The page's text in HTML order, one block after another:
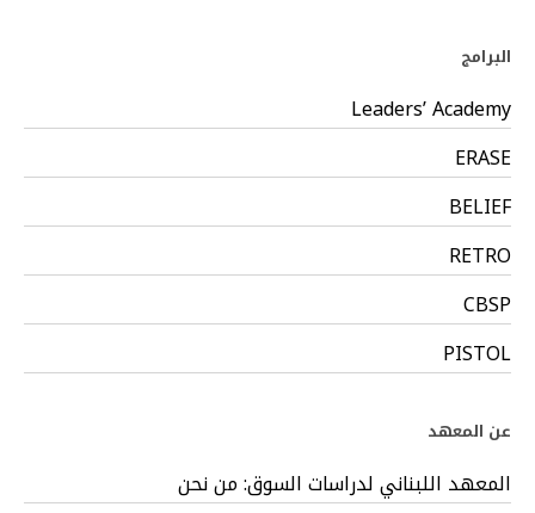
البرامج
Leaders’ Academy
ERASE
BELIEF
RETRO
CBSP
PISTOL
عن المعهد
المعهد اللبناني لدراسات السوق: من نحن